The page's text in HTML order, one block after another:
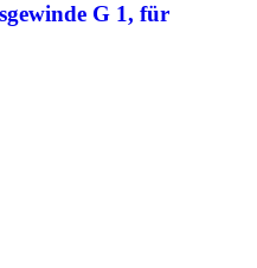
G 1, für